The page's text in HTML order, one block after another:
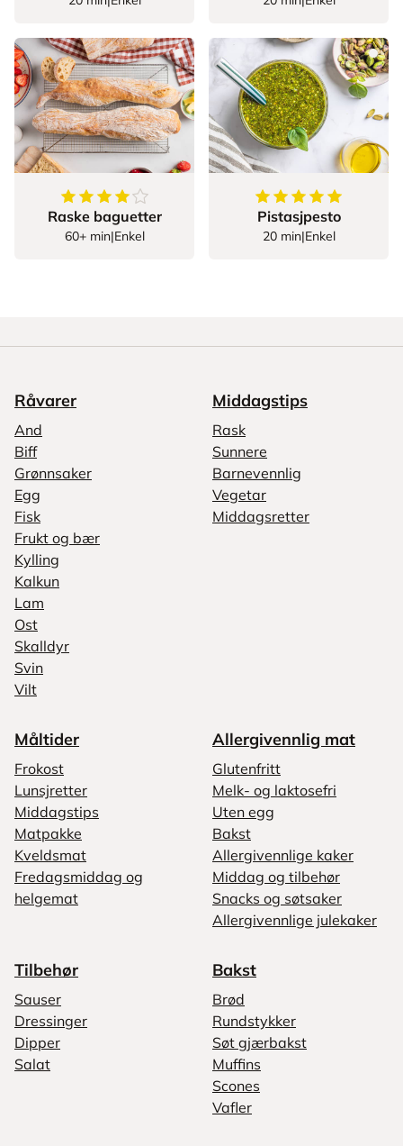
4.5av5 stjerner
Raske baguetter
60+ min|Enkel
5av5stjerner
Pistasjpesto
20 min|Enkel
Råvarer
And
Biff
Grønnsaker
Egg
Fisk
Frukt og bær
Kylling
Kalkun
Lam
Ost
Skalldyr
Svin
Vilt
Middagstips
Rask
Sunnere
Barnevennlig
Vegetar
Middagsretter
Måltider
Frokost
Lunsjretter
Middagstips
Matpakke
Kveldsmat
Fredagsmiddag og
helgemat
Allergivennlig mat
Glutenfritt
Melk- og laktosefri
Uten egg
Bakst
Allergivennlige kaker
Middag og tilbehør
Snacks og søtsaker
Allergivennlige julekaker
Tilbehør
Sauser
Dressinger
Dipper
Salat
Bakst
Brød
Rundstykker
Søt gjærbakst
Muffins
Scones
Vafler